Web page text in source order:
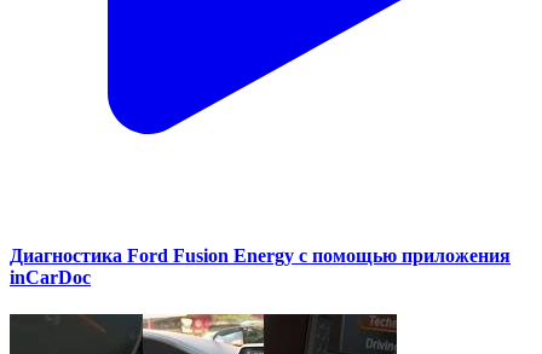
Диагностика Ford Fusion Energy с помощью приложения
inCarDoc